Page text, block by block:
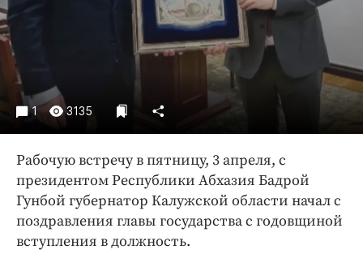
Экономика и бизнес
Блоги
Издания
Интересное чтиво
Клиника года
Бренд года
Работодатель года
1 3135
Рабочую встречу в пятницу, 3 апреля, с
президентом Республики Абхазия Бадрой
Гунбой губернатор Калужской области начал с
поздравления главы государства с годовщиной
вступления в должность.